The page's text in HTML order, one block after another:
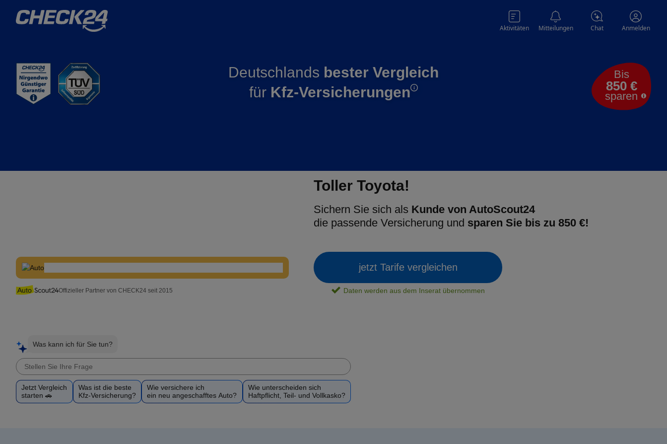
Aktivitäten Mitteilungen Chat Anmelden
Deutschlands bester Vergleich
für Kfz-Versicherungen
Bis
850 €
sparen
Offizieller Partner von CHECK24 seit 2015
Toller Toyota!
Sichern Sie sich als Kunde von AutoScout24
die passende Versicherung und sparen Sie bis zu 850 €!
jetzt Tarife vergleichen
Daten werden aus dem Inserat übernommen
Was kann ich für Sie tun?
Jetzt Vergleich
starten 🚗
Was ist die beste
Kfz-Versicherung?
Wie versichere ich
ein neu angeschafftes Auto?
Wie unterscheiden sich
Haftpflicht, Teil- und Vollkasko?